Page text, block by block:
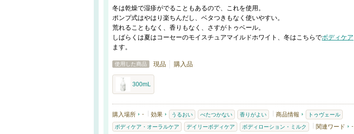
冬は乾燥で湿疹がでることもあるので、これを使用。
ポンプ式はやはり楽ちんだし、ベタつきもなく使いやすい。
荒れることもなく、香りもなく、さすがトゥベール。
しばらくは夏はコーセーのモイスチュアマイルドホワイト、冬はこちらでボディケア
ます。
使用した商品 現品 購入品
300mL
購入場所 - 効果 うるおい べたつかない 香りがよい 商品情報 トゥヴェール
ボディケア・オーラルケア デイリーボディケア ボディローション・ミルク 関連ワード -